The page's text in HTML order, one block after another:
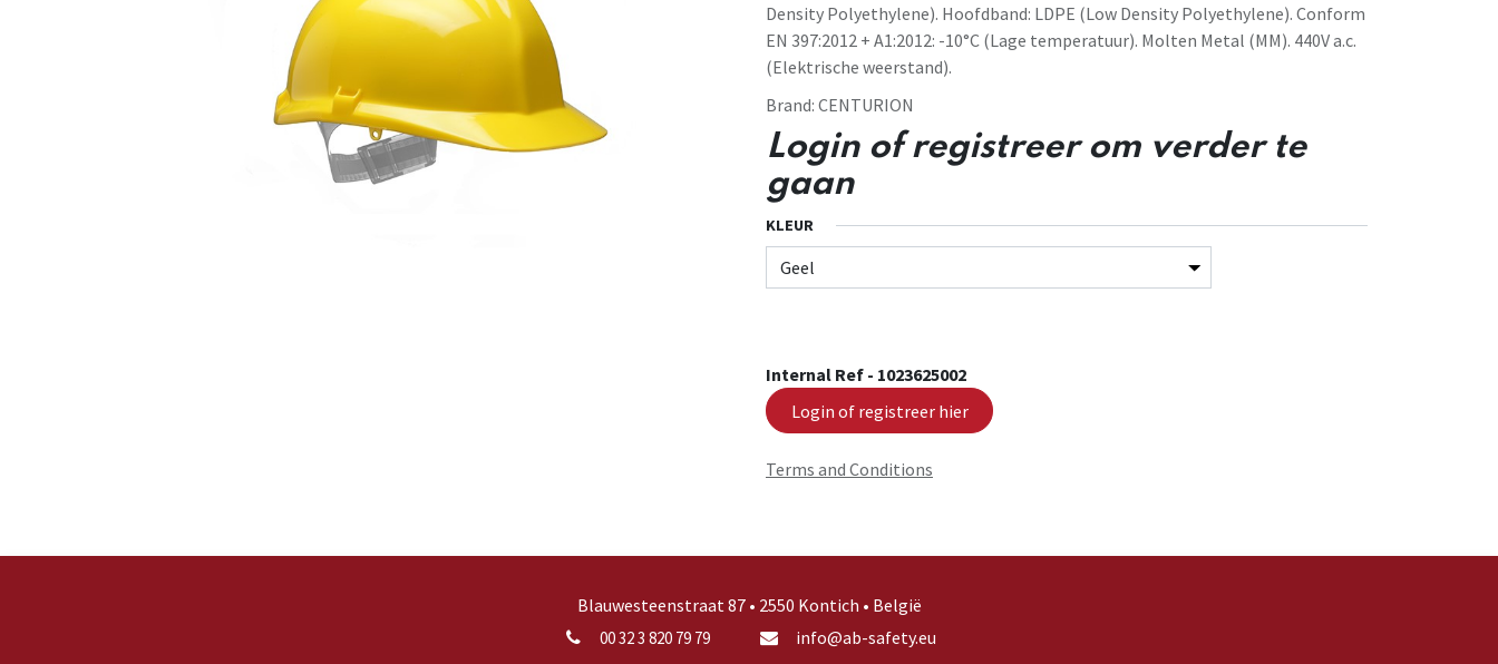
Density Polyethylene). Hoofdband: LDPE (Low Density Polyethylene). Conform
EN 397:2012 + A1:2012: -10°C (Lage temperatuur). Molten Metal (MM). 440V a.c.
(Elektrische weerstand).
Brand: CENTURION
Login of registreer om verder te
gaan
KLEUR
Internal Ref - 1023625002
Login of registreer hier
Terms and Conditions
Blauwesteenstraat 87 • 2550 Kontich • België
00 32 3 820 79 79 info@ab-safety.eu